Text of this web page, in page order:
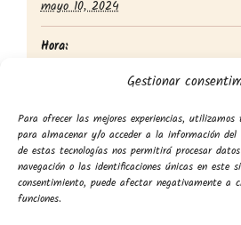
Gestionar
Para ofrecer las mejores experiencias, utilizamos
para almacenar y/o acceder a la información
de estas tecnologías nos permitirá procesar
navegación o las identificaciones únicas en este
consentimiento, puede afectar negativamente a
funciones.
mayo 10, 2024
Hora: